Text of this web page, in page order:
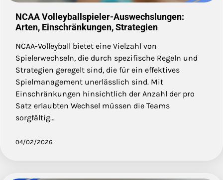
NCAA Volleyballspieler-Auswechslungen:
Arten, Einschränkungen, Strategien
NCAA-Volleyball bietet eine Vielzahl von
Spielerwechseln, die durch spezifische Regeln und
Strategien geregelt sind, die für ein effektives
Spielmanagement unerlässlich sind. Mit
Einschränkungen hinsichtlich der Anzahl der pro
Satz erlaubten Wechsel müssen die Teams
sorgfältig…
04/02/2026